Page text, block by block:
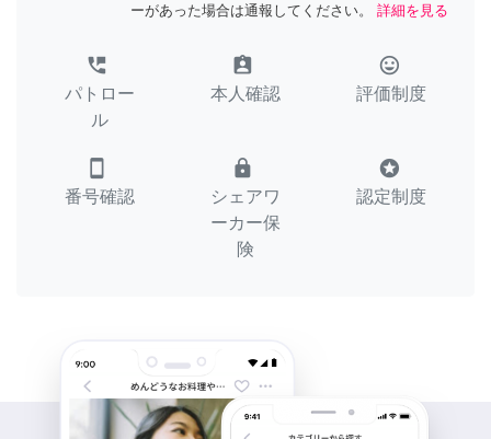
ーがあった場合は通報してください。
詳細を見る
perm_phone_msg
パトロー
ル
assignment_ind
本人確認
tag_faces
評価制度
smartphone
番号確認
lock
シェアワ
ーカー保
険
stars
認定制度